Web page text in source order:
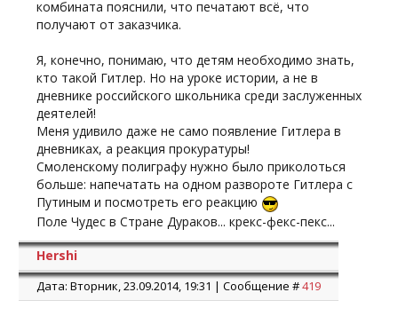
комбината пояснили, что печатают всё, что
получают от заказчика.
Я, конечно, понимаю, что детям необходимо знать,
кто такой Гитлер. Но на уроке истории, а не в
дневнике российского школьника среди заслуженных
деятелей!
Меня удивило даже не само появление Гитлера в
дневниках, а реакция прокуратуры!
Смоленскому полиграфу нужно было приколоться
больше: напечатать на одном развороте Гитлера с
Путиным и посмотреть его реакцию
Поле Чудес в Стране Дураков... крекс-фекс-пекс...
Hershi
Дата: Вторник, 23.09.2014, 19:31 | Сообщение #419